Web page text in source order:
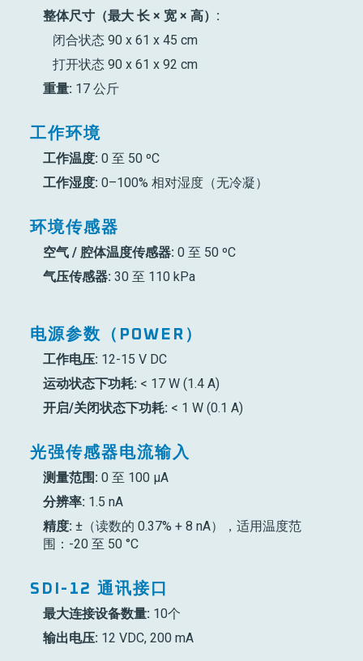
整体尺寸（最大 长 × 宽 × 高）:
闭合状态 90 x 61 x 45 cm
打开状态 90 x 61 x 92 cm
重量: 17 公斤
工作环境
工作温度: 0 至 50 ºC
工作湿度: 0–100% 相对湿度（无冷凝）
环境传感器
空气 / 腔体温度传感器: 0 至 50 ºC
气压传感器: 30 至 110 kPa
电源参数（POWER）
工作电压: 12-15 V DC
运动状态下功耗: < 17 W (1.4 A)
开启/关闭状态下功耗: < 1 W (0.1 A)
光强传感器电流输入
测量范围: 0 至 100 µA
分辨率: 1.5 nA
精度: ±（读数的 0.37% + 8 nA），适用温度范
围：-20 至 50 °C
SDI-12 通讯接口
最大连接设备数量: 10个
输出电压: 12 VDC, 200 mA